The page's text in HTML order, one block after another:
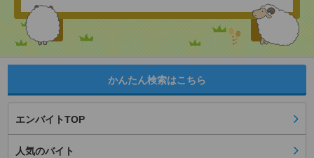
かんたん検索はこちら
エンバイトTOP
人気のバイト